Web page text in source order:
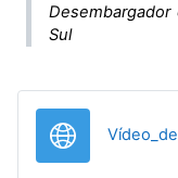
Desembargador
Sul